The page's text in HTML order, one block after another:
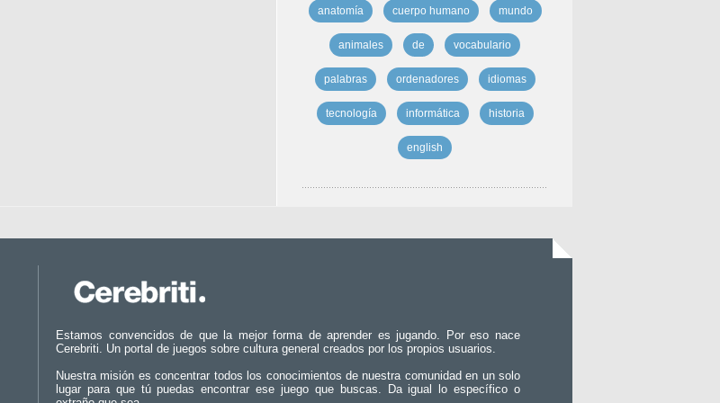
anatomía cuerpo humano mundo
animales de vocabulario
palabras ordenadores idiomas
tecnología informática historia
english
Estamos convencidos de que la mejor forma de aprender es jugando. Por eso nace
Cerebriti. Un portal de juegos sobre cultura general creados por los propios usuarios.
Nuestra misión es concentrar todos los conocimientos de nuestra comunidad en un solo
lugar para que tú puedas encontrar ese juego que buscas. Da igual lo específico o